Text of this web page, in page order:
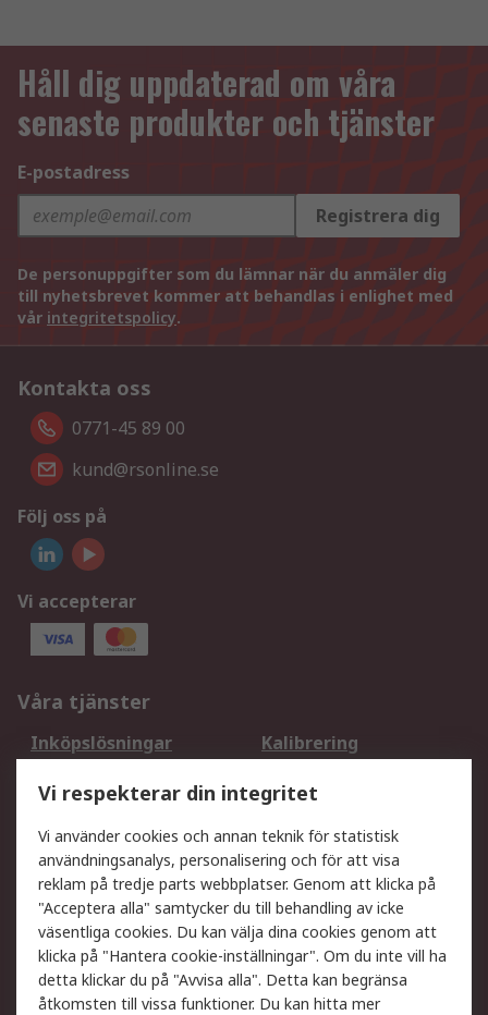
Håll dig uppdaterad om våra
senaste produkter och tjänster
E-postadress
Registrera dig
De personuppgifter som du lämnar när du anmäler dig
till nyhetsbrevet kommer att behandlas i enlighet med
vår integritetspolicy.
Kontakta oss
0771-45 89 00
kund@rsonline.se
Följ oss på
Vi accepterar
Våra tjänster
Inköpslösningar
Kalibrering
DesignSpark
Teknisk Support
Ditt lokala säljteam
Exportlösningar
Support
Få hjälp
Retur av varor
Leverans
Spåra din order
Begär en fakturakopi
Fördelar med RS-konto
Vi respekterar din integritet
Vi använder cookies och annan teknik för statistisk
användningsanalys, personalisering och för att visa
reklam på tredje parts webbplatser. Genom att klicka på
"Acceptera alla" samtycker du till behandling av icke
väsentliga cookies. Du kan välja dina cookies genom att
klicka på "Hantera cookie-inställningar". Om du inte vill ha
detta klickar du på "Avvisa alla". Detta kan begränsa
åtkomsten till vissa funktioner. Du kan hitta mer